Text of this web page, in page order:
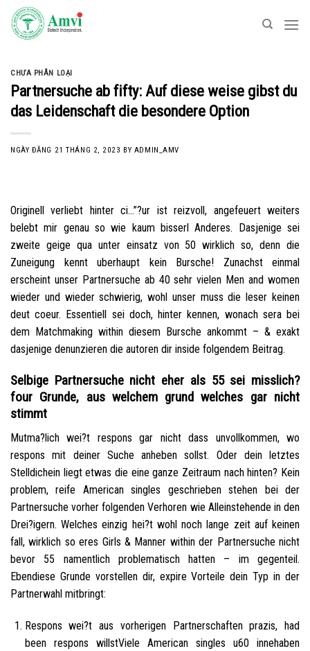
Skip
content
CHƯA PHÂN LOẠI
Partnersuche ab fifty: Auf diese weise gibst du
das Leidenschaft die besondere Option
NGÀY ĐĂNG 21 THÁNG 2, 2023 BY ADMIN_AMV
Originell verliebt hinter ci…”?ur ist reizvoll, angefeuert weiters
belebt mir genau so wie kaum bisserl Anderes. Dasjenige sei
zweite geige qua unter einsatz von 50 wirklich so, denn die
Zuneigung kennt uberhaupt kein Bursche! Zunachst einmal
erscheint unser Partnersuche ab 40 sehr vielen Men and women
wieder und wieder schwierig, wohl unser muss die leser keinen
deut coeur. Essentiell sei doch, hinter kennen, wonach sera bei
dem Matchmaking within diesem Bursche ankommt – & exakt
dasjenige denunzieren die autoren dir inside folgendem Beitrag.
Selbige Partnersuche nicht eher als 55 sei misslich?
four Grunde, aus welchem grund welches gar nicht
stimmt
Mutma?lich wei?t respons gar nicht dass unvollkommen, wo
respons mit deiner Suche anheben sollst. Oder dein letztes
Stelldichein liegt etwas die eine ganze Zeitraum nach hinten? Kein
problem, reife American singles geschrieben stehen bei der
Partnersuche vorher folgenden Verhoren wie Alleinstehende in den
Drei?igern. Welches einzig hei?t wohl noch lange zeit auf keinen
fall, wirklich so eres Girls & Manner within der Partnersuche nicht
bevor 55 namentlich problematisch hatten – im gegenteil.
Ebendiese Grunde vorstellen dir, expire Vorteile dein Typ in der
Partnerwahl mitbringt:
Respons wei?t aus vorherigen Partnerschaften prazis, had
been respons willstViele American singles u60 innehaben